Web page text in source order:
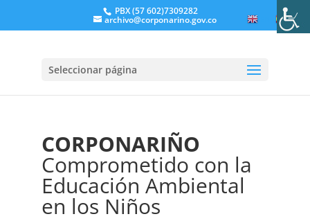
PBX (57 602)7309282
archivo@corponarino.gov.co
Seleccionar página
CORPONARIÑO
Comprometido con la
Educación Ambiental
en los Niños
ES